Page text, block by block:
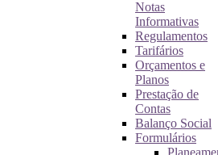
Notas
Informativas
Regulamentos
Tarifários
Orçamentos e
Planos
Prestação de
Contas
Balanço Social
Formulários